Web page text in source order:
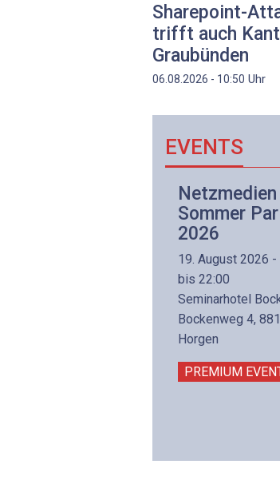
Sharepoint-
trifft auch
Graubünden
06.08.2026 - 10:50 Uhr
EVENTS
Netzmedien
Sommer
2026
19. August 2026 -
bis 22:00
Seminarhotel
Bockenweg 4,
Horgen
PREMIUM